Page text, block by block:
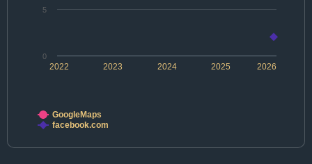
2022 2024 2026
2023 2025
0
5
GoogleMaps
facebook.com